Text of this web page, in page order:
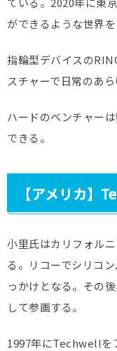
ができるような世界を
指輪型デバイスの
スチャーで日常のあ
ハードのベンチャー
できる。
【アメリカ】
小里氏はカリフォル
る。リコーでシリコ
っかけとなる。その
して参画する。
1997年にTechwellを